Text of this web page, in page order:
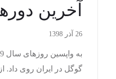
آخرین دورهمی
26 آذر 1398
گوگل در ایران روی داد.